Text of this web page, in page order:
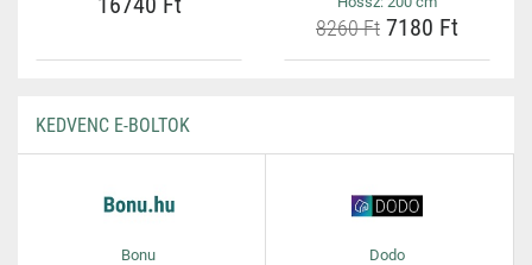
8260 Ft 7180 Ft
KEDVENC E-BOLTOK
Bonu Dodo